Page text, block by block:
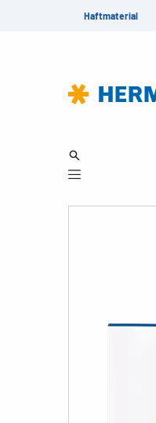
Haftmaterial